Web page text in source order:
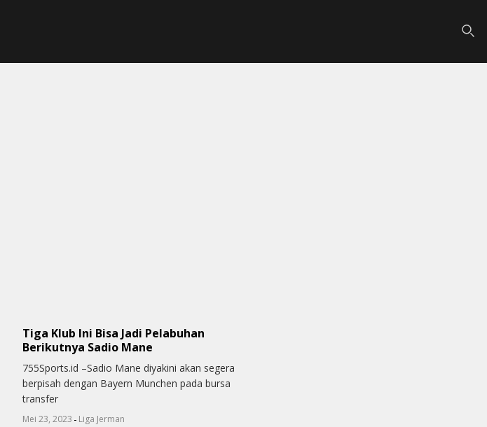
Tiga Klub Ini Bisa Jadi Pelabuhan
Berikutnya Sadio Mane
755Sports.id –Sadio Mane diyakini akan segera
berpisah dengan Bayern Munchen pada bursa
transfer
Mei 23, 2023 - Liga Jerman